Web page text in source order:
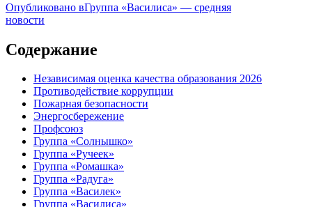
Опубликовано вГруппа «Василиса» — средняя
новости
Содержание
Независимая оценка качества образования 2026
Противодействие коррупции
Пожарная безопасности
Энергосбережение
Профсоюз
Группа «Солнышко»
Группа «Ручеек»
Группа «Ромашка»
Группа «Радуга»
Группа «Василек»
Группа «Василиса»